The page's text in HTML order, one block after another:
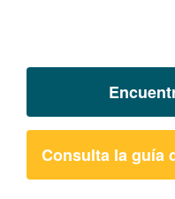
Consulta la guía